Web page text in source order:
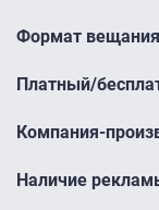
Формат вещания
Платный/
Компания-
Наличие